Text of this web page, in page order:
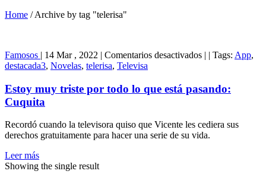
Home / Archive by tag "telerisa"
Famosos | 14 Mar , 2022 | Comentarios desactivadosen
triste
por
que
está
| | Tags: App,
destacada3, Novelas, telerisa, Televisa
Estoy muy triste por todo lo que está pasando:
Cuquita
Recordó cuando la televisora quiso que Vicente les cediera sus
derechos gratuitamente para hacer una serie de su vida.
Leer más
Showing the single result